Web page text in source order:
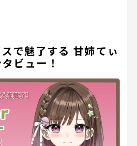
で魅了する 甘姉てぃ
ビュー！